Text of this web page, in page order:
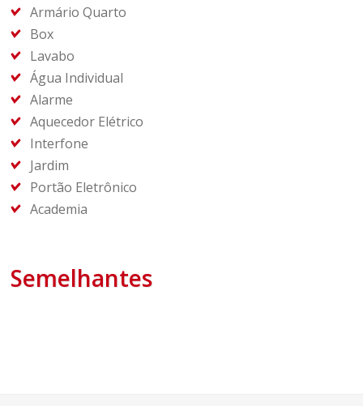
Armário Quarto
Box
Lavabo
Água Individual
Alarme
Aquecedor Elétrico
Interfone
Jardim
Portão Eletrônico
Academia
Semelhantes